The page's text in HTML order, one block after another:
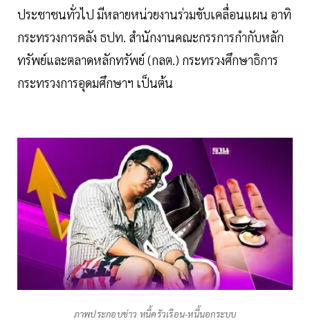
ประชาชนทั่วไป มีหลายหน่วยงานร่วมขับเคลื่อนแผน อาทิ
กระทรวงการคลัง ธปท. สำนักงานคณะกรรการกำกับหลัก
ทรัพย์และตลาดหลักทรัพย์ (กลต.) กระทรวงศึกษาธิการ
กระทรวงการอุดมศึกษาฯ เป็นต้น
ภาพประกอบข่าว หนี้ครัวเรือน-หนี้นอกระบบ